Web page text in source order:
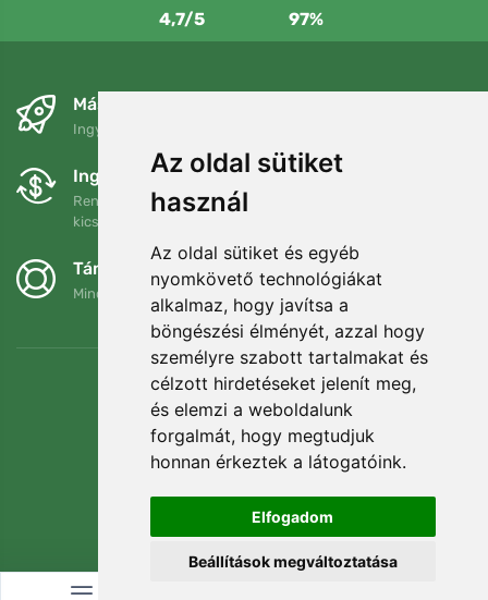
Az oldal sütiket
használ
Az oldal sütiket és egyéb
nyomkövető technológiákat
alkalmaz, hogy javítsa a
böngészési élményét, azzal hogy
személyre szabott tartalmakat és
célzott hirdetéseket jelenít meg,
és elemzi a weboldalunk
forgalmát, hogy megtudjuk
honnan érkeztek a látogatóink.
Elfogadom
Beállítások megváltoztatása
4,7/5 97%
Másnapra és ingyenesen
Ingyenes szállítás a következő összeg felett: 80 EUR
Ingyenes csere és visszaküldés
Rendelését 90 napon belül bármikor visszaküldheti vagy
kicserélheti.
Támogatjuk a Trees.org-ot
Minden megrendelésért ültetünk egy fát! Bővebben